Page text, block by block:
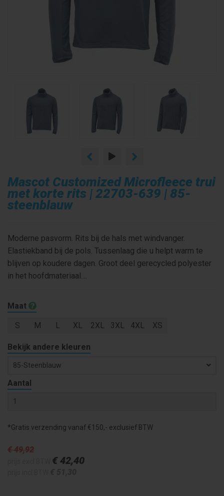
Mascot Customized Microfleece trui
met korte rits | 22703-639 | 85-
steenblauw
Moderne pasvorm. Rits bij de hals met windvanger.
Elastiekband bij de pols. Tussenlaag die u helpt warm te
blijven op koudere dagen. Groot deel gerecycled polyester
in het hoofdmateriaal....
Maat
S M L XL 2XL 3XL 4XL XS
Bekijk andere kleuren
85-Steenblauw
Aantal
*Gratis verzending vanaf €150,- exclusief BTW
€ 49,92
€ 42,40